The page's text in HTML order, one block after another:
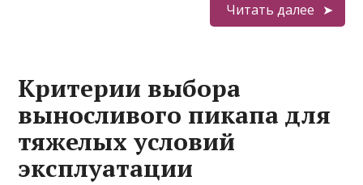
Читать далее
Критерии выбора
выносливого пикапа для
тяжелых условий
эксплуатации